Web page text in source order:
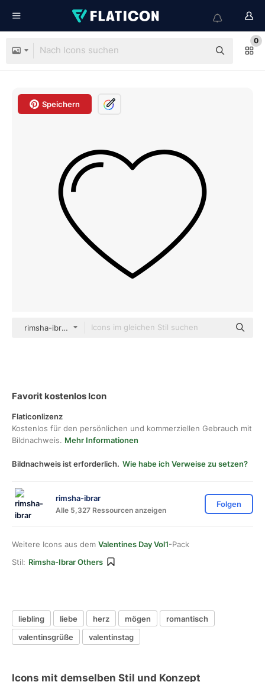
0
Speichern
rimsha-ibrar Others
Favorit kostenlos Icon
Flaticonlizenz
Kostenlos für den persönlichen und kommerziellen Gebrauch mit
Bildnachweis. Mehr Informationen
Bildnachweis ist erforderlich. Wie habe ich Verweise zu setzen?
rimsha-ibrar
Alle 5,327 Ressourcen anzeigen
Folgen
Weitere Icons aus dem Valentines Day Vol1-Pack
Stil: Rimsha-Ibrar Others
liebling liebe herz mögen
romantisch
valentinsgrüße
valentinstag
Icons mit demselben Stil und Konzept